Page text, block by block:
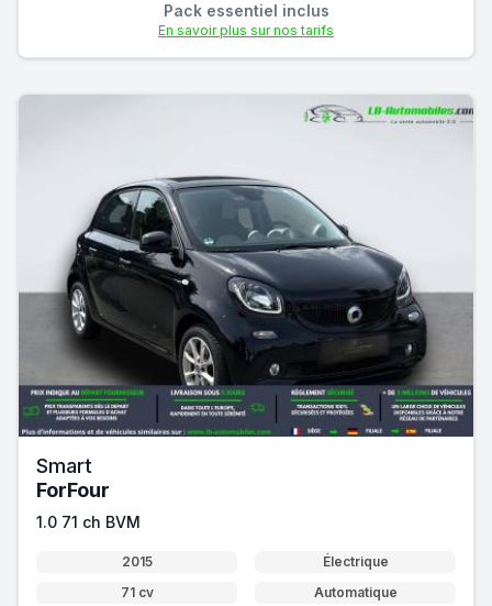
Pack essentiel inclus
En savoir plus sur nos tarifs
Smart
ForFour
1.0 71 ch BVM
2015
Électrique
71 cv
Automatique